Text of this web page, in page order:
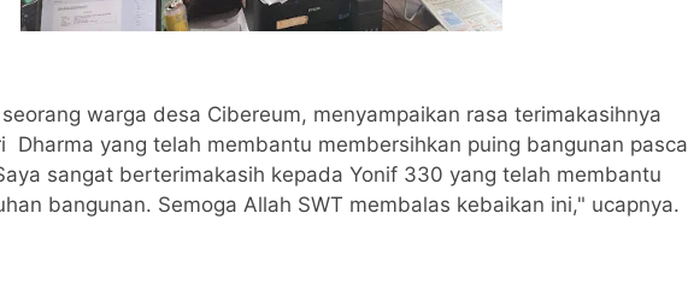
warga desa Cibereum, menyampaikan rasa terimakasihnya
Dharma yang telah membantu membersihkan puing bangunan pasca
sangat berterimakasih kepada Yonif 330 yang telah membantu
bangunan. Semoga Allah SWT membalas kebaikan ini," ucapnya.